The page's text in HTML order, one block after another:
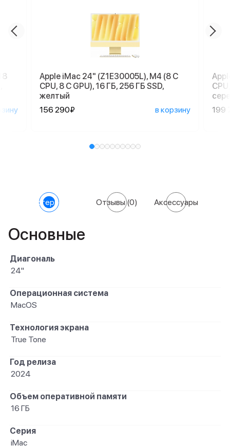
Apple iMac 24" (Z1E30005L), M4 (8 C
CPU, 8 C GPU), 16 ГБ, 256 ГБ SSD,
желтый
156 290₽
в корзину
199
Характеристики Отзывы(0) Аксессуары
Основные
Диагональ
24"
Операционная система
MacOS
Технология экрана
True Tone
Год релиза
2024
Объем оперативной памяти
16 ГБ
Серия
iMac